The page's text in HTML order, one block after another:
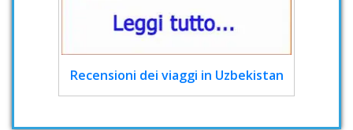
Recensioni dei viaggi in Uzbekistan